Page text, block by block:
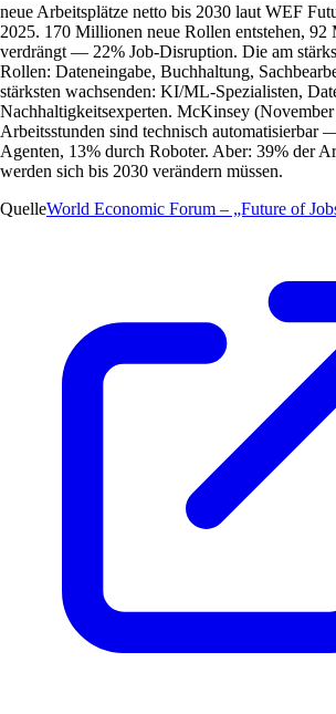
neue Arbeitsplätze netto bis 2030 laut WEF
2025. 170 Millionen neue Rollen entstehen, 92
verdrängt — 22% Job-Disruption. Die am
Rollen: Dateneingabe, Buchhaltung,
stärksten wachsenden: KI/ML-Spezialisten,
Nachhaltigkeitsexperten. McKinsey
Arbeitsstunden sind technisch automatisierbar
Agenten, 13% durch Roboter. Aber: 39% der
werden sich bis 2030 verändern müssen.
QuelleWorld Economic Forum – „Future of